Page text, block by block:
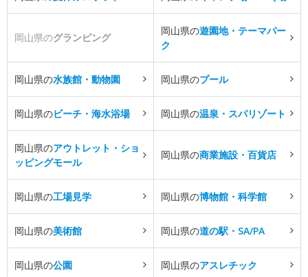
岡山県のグランピング
岡山県の遊園地・テーマパー
ク
岡山県の水族館・動物園 岡山県のプール
岡山県のビーチ・海水浴場 岡山県の温泉・スパリゾート
岡山県のアウトレット・ショ
ッピングモール
岡山県の商業施設・百貨店
岡山県の工場見学 岡山県の博物館・科学館
岡山県の美術館 岡山県の道の駅・SA/PA
岡山県の公園 岡山県のアスレチック